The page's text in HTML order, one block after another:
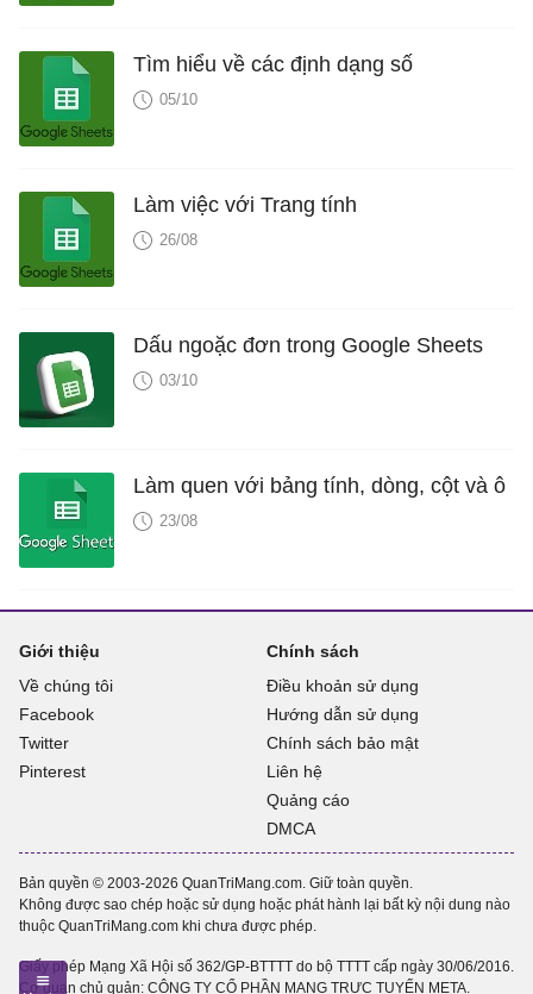
Tìm hiểu về các định dạng số
05/10
Làm việc với Trang tính
26/08
Dấu ngoặc đơn trong Google Sheets
03/10
Làm quen với bảng tính, dòng, cột và ô
23/08
Giới thiệu
Về chúng tôi
Facebook
Twitter
Pinterest
Chính sách
Điều khoản sử dụng
Hướng dẫn sử dụng
Chính sách bảo mật
Liên hệ
Quảng cáo
DMCA
Bản quyền © 2003-2026 QuanTriMang.com. Giữ toàn quyền.
Không được sao chép hoặc sử dụng hoặc phát hành lại bất kỳ nội dung nào
thuộc QuanTriMang.com khi chưa được phép.
Giấy phép Mạng Xã Hội số 362/GP-BTTTT do bộ TTTT cấp ngày 30/06/2016.
Cơ quan chủ quản: CÔNG TY CỔ PHẦN MẠNG TRỰC TUYẾN META.